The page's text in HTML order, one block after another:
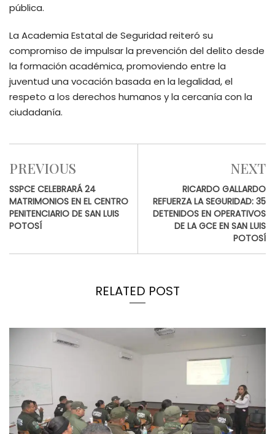
pública.
La Academia Estatal de Seguridad reiteró su
compromiso de impulsar la prevención del delito desde
la formación académica, promoviendo entre la
juventud una vocación basada en la legalidad, el
respeto a los derechos humanos y la cercanía con la
ciudadanía.
PREVIOUS
SSPCE CELEBRARÁ 24
MATRIMONIOS EN EL CENTRO
PENITENCIARIO DE SAN LUIS
POTOSÍ
NEXT
RICARDO GALLARDO
REFUERZA LA SEGURIDAD: 35
DETENIDOS EN OPERATIVOS
DE LA GCE EN SAN LUIS
POTOSÍ
RELATED POST